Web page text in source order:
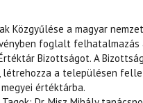
Közgyűlése a magyar
foglalt felhatalmazás
Bizottságot. A
a településen
értéktárba.